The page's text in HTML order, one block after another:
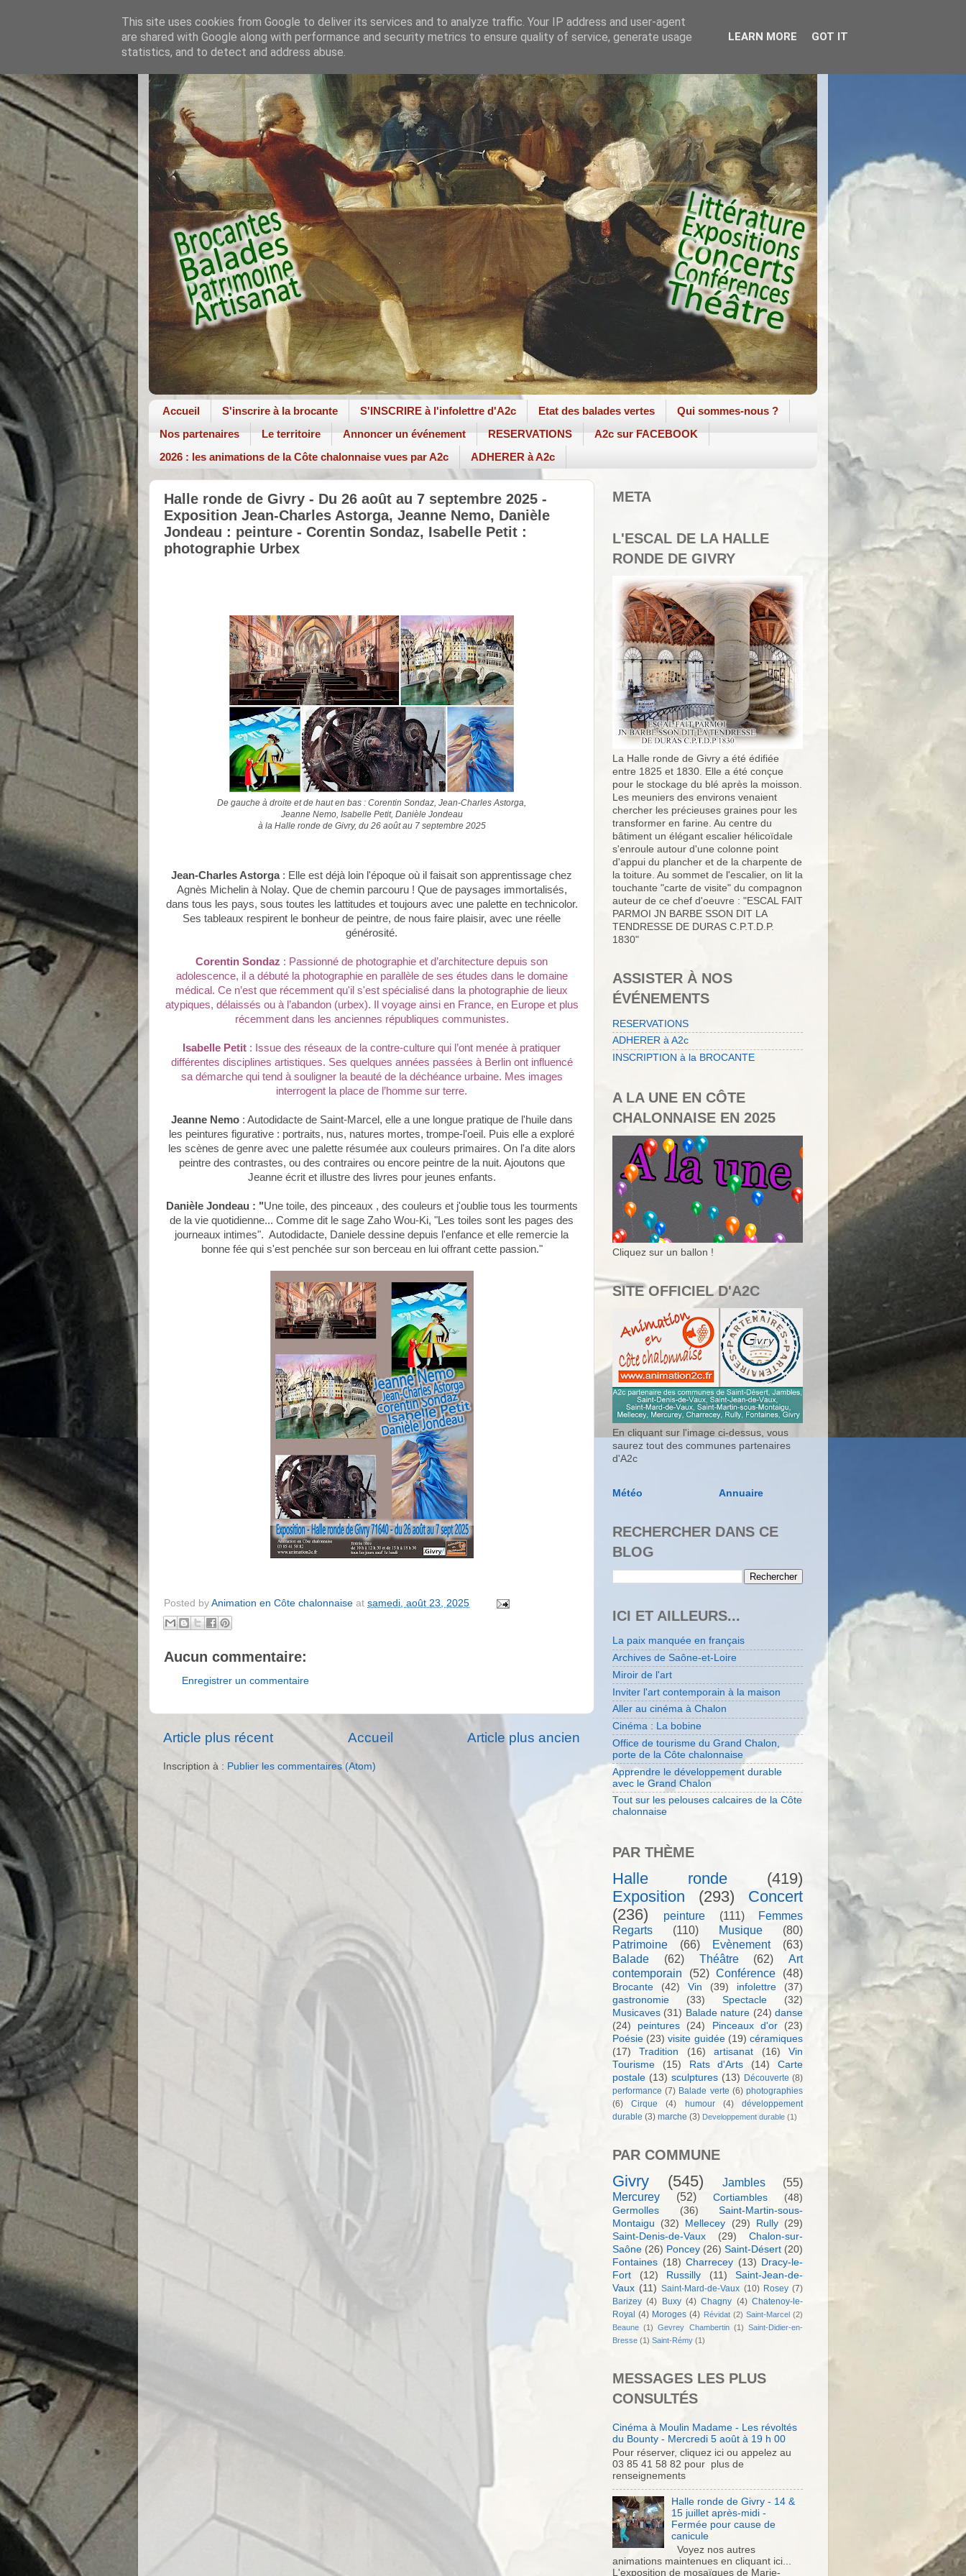
Accueil S'inscrire à la brocante S'INSCRIRE à l'infolettre d'A2c Etat des balades vertes
Qui sommes-nous ?
Nos partenaires
Le territoire Annoncer un événement RESERVATIONS
A2c sur FACEBOOK
2026 : les animations de la Côte chalonnaise vues par A2c
ADHERER à A2c
Halle ronde de Givry - Du 26 août au 7 septembre 2025 -
Exposition Jean-Charles Astorga, Jeanne Nemo, Danièle
Jondeau : peinture - Corentin Sondaz, Isabelle Petit :
photographie Urbex
De gauche à droite et de haut en bas : Corentin Sondaz, Jean-Charles Astorga,
Jeanne Nemo, Isabelle Petit, Danièle Jondeau
à la Halle ronde de Givry, du 26 août au 7 septembre 2025
Jean-Charles Astorga : Elle est déjà loin l'époque où il faisait son apprentissage chez
Agnès Michelin à Nolay. Que de chemin parcouru ! Que de paysages immortalisés,
dans tous les pays, sous toutes les lattitudes et toujours avec une palette en technicolor.
Ses tableaux respirent le bonheur de peintre, de nous faire plaisir, avec une réelle
générosité.
Corentin Sondaz : Passionné de photographie et d’architecture depuis son
adolescence, il a débuté la photographie en parallèle de ses études dans le domaine
médical. Ce n’est que récemment qu'il s'est spécialisé dans la photographie de lieux
atypiques, délaissés ou à l’abandon (urbex). Il voyage ainsi en France, en Europe et plus
récemment dans les anciennes républiques communistes.
Isabelle Petit : Issue des réseaux de la contre-culture qui l’ont menée à pratiquer
différentes disciplines artistiques. Ses quelques années passées à Berlin ont influencé
sa démarche qui tend à souligner la beauté de la déchéance urbaine. Mes images
interrogent la place de l’homme sur terre.
Jeanne Nemo: Autodidacte de Saint-Marcel, elle a une longue pratique de l'huile dans
les peintures figurative : portraits, nus, natures mortes, trompe-l'oeil. Puis elle a exploré
les scènes de genre avec une palette résumée aux couleurs primaires. On l'a dite alors
peintre des contrastes, ou des contraires ou encore peintre de la nuit. Ajoutons que
Jeanne écrit et illustre des livres pour jeunes enfants.
Danièle Jondeau: "Une toile, des pinceaux , des couleurs et j'oublie tous les tourments
de la vie quotidienne... Comme dit le sage Zaho Wou-Ki, "Les toiles sont les pages des
journeaux intimes". Autodidacte, Daniele dessine depuis l'enfance et elle remercie la
bonne fée qui s'est penchée sur son berceau en lui offrant cette passion."
Posted by Animation en Côte chalonnaise at samedi, août 23, 2025
Aucun commentaire:
Enregistrer un commentaire
Article plus récent Article plus ancien
Accueil
Inscription à : Publier les commentaires (Atom)
META
L'ESCAL DE LA HALLE
RONDE DE GIVRY
La Halle ronde de Givry a été édifiée
entre 1825 et 1830. Elle a été conçue
pour le stockage du blé après la moisson.
Les meuniers des environs venaient
chercher les précieuses graines pour les
transformer en farine. Au centre du
bâtiment un élégant escalier hélicoïdale
s'enroule autour d'une colonne point
d'appui du plancher et de la charpente de
la toiture. Au sommet de l'escalier, on lit la
touchante "carte de visite" du compagnon
auteur de ce chef d'oeuvre : "ESCAL FAIT
PARMOI JN BARBE SSON DIT LA
TENDRESSE DE DURAS C.P.T.D.P.
1830"
ASSISTER À NOS
ÉVÉNEMENTS
RESERVATIONS
ADHERER à A2c
INSCRIPTION à la BROCANTE
A LA UNE EN CÔTE
CHALONNAISE EN 2025
Cliquez sur un ballon !
SITE OFFICIEL D'A2C
En cliquant sur l'image ci-dessus, vous
saurez tout des communes partenaires
d'A2c
Météo Annuaire
RECHERCHER DANS CE
BLOG
ICI ET AILLEURS...
La paix manquée en français
Archives de Saône-et-Loire
Miroir de l'art
Inviter l'art contemporain à la maison
Aller au cinéma à Chalon
Cinéma : La bobine
Office de tourisme du Grand Chalon,
porte de la Côte chalonnaise
Apprendre le développement durable
avec le Grand Chalon
Tout sur les pelouses calcaires de la Côte
chalonnaise
PAR THÈME
Halle ronde
(419)
Exposition
(293)
Concert
(236)
peinture (111)
Femmes
Regarts
(110) Musique
(80)
Patrimoine
(66) Evènement
(63)
Balade
(62) Théâtre (62)
Art
contemporain
(52) Conférence (48)
Brocante (42) Vin (39) infolettre
(37)
gastronomie
(33) Spectacle
(32)
Musicaves (31) Balade nature (24) danse
(24)
peintures (24) Pinceaux d'or
(23)
Poésie (23) visite guidée (19) céramiques
(17)
Tradition (16) artisanat (16)
Vin
Tourisme
(15) Rats d'Arts (14)
Carte
postale (13) sculptures (13) Découverte (8)
performance (7) Balade verte (6) photographies
(6)
Cirque (4) humour (4)
développement
durable (3) marche (3) Developpement durable (1)
PAR COMMUNE
Givry (545) Jambles
(55)
Mercurey
(52) Cortiambles
(48)
Germolles
(36)
Saint-Martin-sous-
Montaigu
(32) Mellecey (29) Rully
(29)
Saint-Denis-de-Vaux
(29)
Chalon-sur-
Saône (26) Poncey (26) Saint-Désert (20)
Fontaines (18) Charrecey (13) Dracy-le-
Fort
(12) Russilly (11)
Saint-Jean-de-
Vaux (11) Saint-Mard-de-Vaux (10) Rosey (7)
Barizey (4) Buxy (4) Chagny (4) Chatenoy-le-
Royal (4) Moroges (4) Révidat (2) Saint-Marcel (2)
Beaune (1) Gevrey Chambertin (1) Saint-Didier-en-
Bresse (1) Saint-Rémy (1)
MESSAGES LES PLUS
CONSULTÉS
Cinéma à Moulin Madame - Les révoltés
du Bounty - Mercredi 5 août à 19 h 00
Pour réserver, cliquez ici ou appelez au
03 85 41 58 82 pour plus de
renseignements
Halle ronde de Givry - 14 &
15 juillet après-midi -
Fermée pour cause de
canicule
Voyez nos autres
animations maintenues en cliquant ici...
L'exposition de mosaïques de Marie-
This site uses cookies from Google to deliver its services and to analyze traffic. Your IP address and user-agent
are shared with Google along with performance and security metrics to ensure quality of service, generate usage
statistics, and to detect and address abuse.
LEARN MORE GOT IT